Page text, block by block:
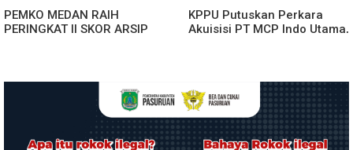
PEMKO MEDAN RAIH
PERINGKAT II SKOR ARSIP
KPPU Putuskan Perkara
Akuisisi PT MCP Indo Utama,